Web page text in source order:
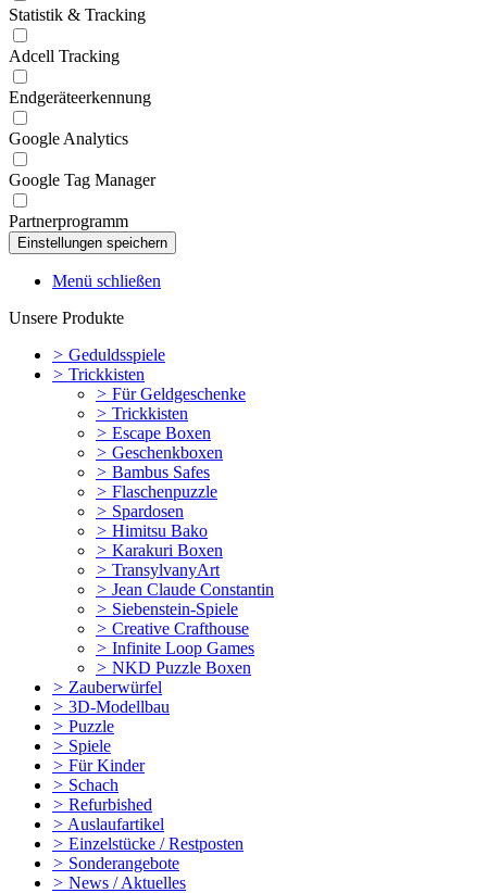
Statistik & Tracking
Adcell Tracking
Endgeräteerkennung
Google Analytics
Google Tag Manager
Partnerprogramm
Menü schließen
Unsere Produkte
> Geduldsspiele
> Trickkisten
> Für Geldgeschenke
> Trickkisten
> Escape Boxen
> Geschenkboxen
> Bambus Safes
> Flaschenpuzzle
> Spardosen
> Himitsu Bako
> Karakuri Boxen
> TransylvanyArt
> Jean Claude Constantin
> Siebenstein-Spiele
> Creative Crafthouse
> Infinite Loop Games
> NKD Puzzle Boxen
> Zauberwürfel
> 3D-Modellbau
> Puzzle
> Spiele
> Für Kinder
> Schach
> Refurbished
> Auslaufartikel
> Einzelstücke / Restposten
> Sonderangebote
> News / Aktuelles